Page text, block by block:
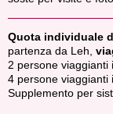
Quota individuale
partenza da Leh,
2 persone viaggianti
4 persone viaggianti
Supplemento per